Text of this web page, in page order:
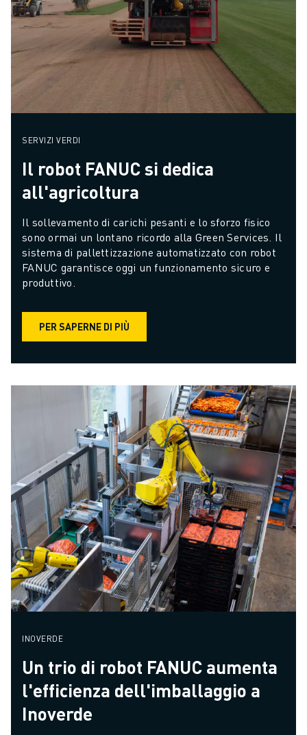
SERVIZI VERDI
Il robot FANUC si dedica
all'agricoltura
Il sollevamento di carichi pesanti e lo sforzo fisico
sono ormai un lontano ricordo alla Green Services. Il
sistema di pallettizzazione automatizzato con robot
FANUC garantisce oggi un funzionamento sicuro e
produttivo.
PER SAPERNE DI PIÙ
INOVERDE
Un trio di robot FANUC aumenta
l'efficienza dell'imballaggio a
Inoverde